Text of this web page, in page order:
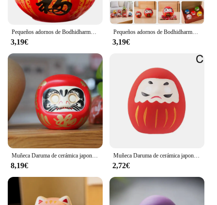
3,19€
Pequeños adornos de Bodhidharma, juguetes en miniatura, telescopio de cerámica Daruma, figuras Daruma, estatua de enfermera de la fortuna japonesa
3,19€
8,19€
Muñeca Daruma de cerámica japonesa, artesanía, amuleto de la suerte, adorno de la fortuna, paisaje, accesorios de decoración del hogar, regalos, decoración para sala de estar
2,72€